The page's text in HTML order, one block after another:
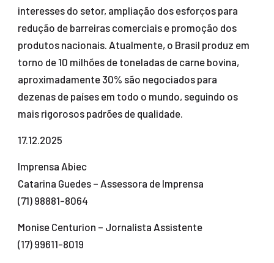
interesses do setor, ampliação dos esforços para
redução de barreiras comerciais e promoção dos
produtos nacionais. Atualmente, o Brasil produz em
torno de 10 milhões de toneladas de carne bovina,
aproximadamente 30% são negociados para
dezenas de países em todo o mundo, seguindo os
mais rigorosos padrões de qualidade.
17.12.2025
Imprensa Abiec
Catarina Guedes – Assessora de Imprensa
(71) 98881-8064
Monise Centurion – Jornalista Assistente
(17) 99611-8019